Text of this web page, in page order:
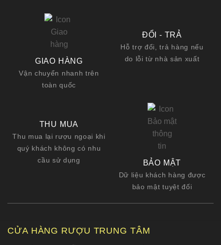
GIAO HÀNG
Vận chuyển nhanh trên
toàn quốc
ĐỔI - TRẢ
Hỗ trợ đổi, trả hàng nếu
do lỗi từ nhà sản xuất
THU MUA
Thu mua lại rượu ngoại khi
quý khách không có nhu
cầu sử dụng
BẢO MẬT
Dữ liệu khách hàng được
bảo mật tuyệt đối
CỬA HÀNG RƯỢU TRUNG TÂM